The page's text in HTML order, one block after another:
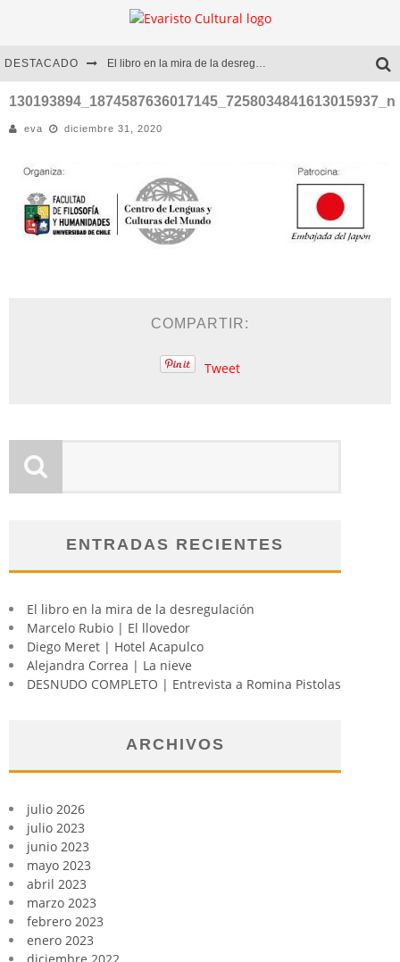
DESTACADO El libro en la mira de la desregulación
Marcelo Rubio | El llovedor
Diego Meret | Hotel Acapulco
130193894_1874587636017145_7258034841613015937_n
eva diciembre 31, 2020
COMPARTIR:
Tweet
ENTRADAS RECIENTES
El libro en la mira de la desregulación
Marcelo Rubio | El llovedor
Diego Meret | Hotel Acapulco
Alejandra Correa | La nieve
DESNUDO COMPLETO | Entrevista a Romina Pistolas
ARCHIVOS
julio 2026
julio 2023
junio 2023
mayo 2023
abril 2023
marzo 2023
febrero 2023
enero 2023
diciembre 2022